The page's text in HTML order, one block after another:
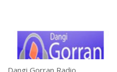
Dangi Gorran Radio